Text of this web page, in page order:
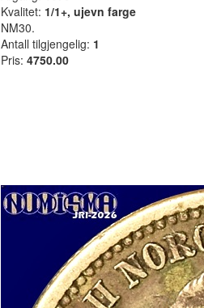
Kvalitet: 1/1+, ujevn farge
NM30.
Antall tilgjengelig: 1
Pris: 4750.00